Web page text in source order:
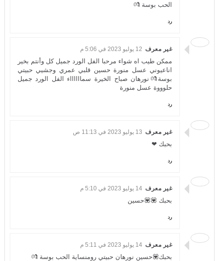
الحب بوسة 💏
رد
غير معرف 12 يوليو 2023 في 5:06 م
ممكن طيب اه شواء مرحبا الفل الورد جميل كل وأنتم بخير
اناعيوني عسل منورة حسين قلبي عمري وجشيي حبيتي
بوسة💏نورهان صباح الخيرة سمااااااء الفل الورد جميل
حلوووة عسل منورة
رد
غير معرف 13 يوليو 2023 في 11:13 ص
بحبك ❤
رد
غير معرف 14 يوليو 2023 في 5:10 م
بحبك 💟💟حسين
رد
غير معرف 14 يوليو 2023 في 5:11 م
بحبك💟حسين نورهان حبيتي رومنساية الحب بوسة 💏